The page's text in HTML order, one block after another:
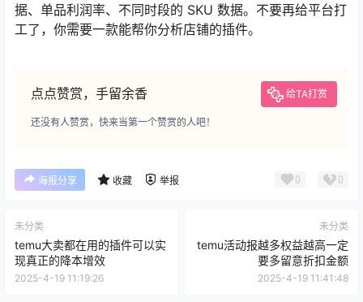
据、单品利润率、不同时段的 SKU 数据。不要再给平台打
工了，你需要一款能帮你分析店铺的插件。
点点赞赏，手留余香 给TA打赏
还没有人赞赏，快来当第一个赞赏的人吧！
海报分享 收藏 举报 0 0
未分类
temu大卖都在用的插件可以实
现真正的降本增效
2025-4-19 11:19:26
未分类
temu活动报越多权益越高一定
要多留意折扣金额
2025-4-19 11:41:48